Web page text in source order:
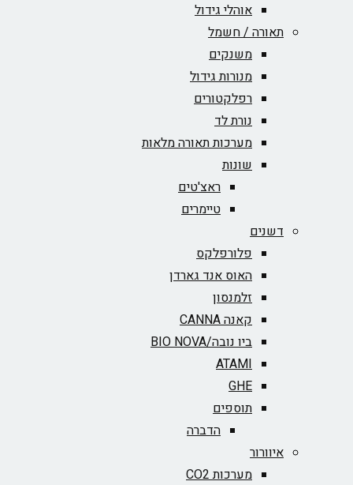
אוהלי גידול
תאורה / חשמל
משנקים
מנורות גידול
רפלקטורים
נורת לד
מערכות תאורה מלאות
שונות
ראצ'טים
טיימרים
דשנים
פלורפלקס
האוס אנד גארדן
זלמנסון
קאנה CANNA
ביו נובה/BIO NOVA‏
ATAMI
GHE
תוספים
הדברה
איוורור
מערכות CO2